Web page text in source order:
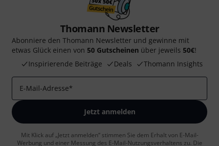
Thomann Newsletter
Abonniere den Thomann Newsletter und gewinne mit
etwas Glück einen von 50 Gutscheinen über jeweils 50€!
Inspirierende Beiträge
Deals Thomann Insights
E-Mail-Adresse*
Jetzt anmelden
Mit Klick auf „Jetzt anmelden“ stimmen Sie dem Erhalt von E-Mail-
Werbung und einer Messung des E-Mail-Nutzungsverhaltens zu. Die